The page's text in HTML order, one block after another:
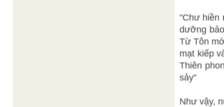
"Chư hiền
dưỡng
Từ Tôn
mạt kiếp
Thiên
sảy"
Như vậy,